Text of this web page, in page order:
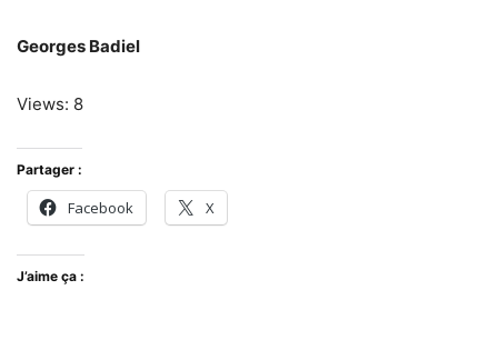
Georges Badiel
Views: 8
Partager :
Facebook X
J’aime ça :